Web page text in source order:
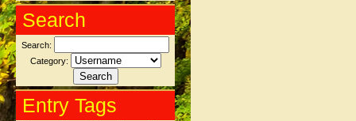
Search
Search:
Category:
Entry Tags